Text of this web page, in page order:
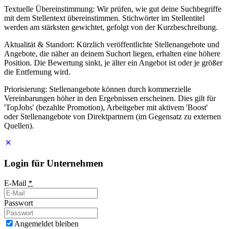
Textuelle Übereinstimmung: Wir prüfen, wie gut deine Suchbegriffe
mit dem Stellentext übereinstimmen. Stichwörter im Stellentitel
werden am stärksten gewichtet, gefolgt von der Kurzbeschreibung.
Aktualität & Standort: Kürzlich veröffentlichte Stellenangebote und
Angebote, die näher an deinem Suchort liegen, erhalten eine höhere
Position. Die Bewertung sinkt, je älter ein Angebot ist oder je größer
die Entfernung wird.
Priorisierung: Stellenangebote können durch kommerzielle
Vereinbarungen höher in den Ergebnissen erscheinen. Dies gilt für
'TopJobs' (bezahlte Promotion), Arbeitgeber mit aktivem 'Boost'
oder Stellenangebote von Direktpartnern (im Gegensatz zu externen
Quellen).
Login für Unternehmen
E-Mail *
Passwort
Angemeldet bleiben